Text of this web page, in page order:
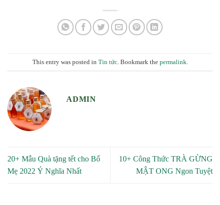
This entry was posted in Tin tức. Bookmark the permalink
ADMIN
20+ Mẫu Quà tặng tết cho Bố
Mẹ 2022 Ý Nghĩa Nhất
10+ Công Thức TRÀ GỪNG
MẬT ONG Ngon Tuyệt